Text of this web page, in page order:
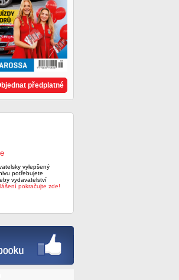
předplatné
vylepšený
potřebujete
vydavatelství
pokračujte zde!